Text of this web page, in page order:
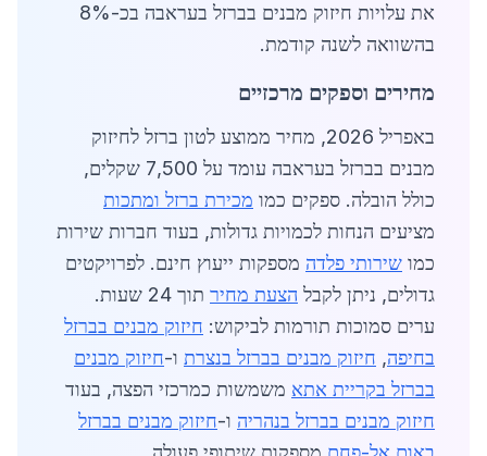
את עלויות חיזוק מבנים בברזל בעראבה בכ-8%
בהשוואה לשנה קודמת.
מחירים וספקים מרכזיים
באפריל 2026, מחיר ממוצע לטון ברזל לחיזוק
מבנים בברזל בעראבה עומד על 7,500 שקלים,
כולל הובלה. ספקים כמו מכירת ברזל ומתכות
מציעים הנחות לכמויות גדולות, בעוד חברות שירות
כמו שירותי פלדה מספקות ייעוץ חינם. לפרויקטים
גדולים, ניתן לקבל הצעת מחיר
תוך 24 שעות.
ערים סמוכות תורמות לביקוש: חיזוק מבנים בברזל
בחיפה, חיזוק מבנים בברזל בנצרת ו-חיזוק מבנים
בברזל בקריית אתא משמשות כמרכזי הפצה, בעוד
חיזוק מבנים בברזל בנהריה ו-חיזוק מבנים בברזל